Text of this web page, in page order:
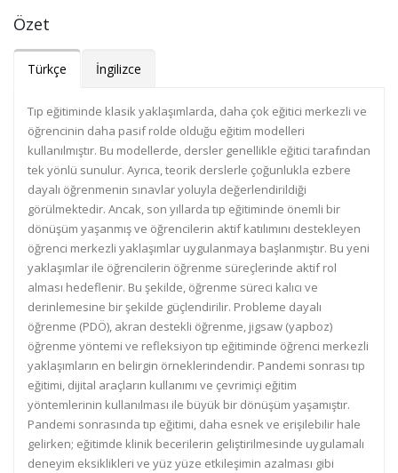
Özet
Türkçe İngilizce
Tıp eğitiminde klasik yaklaşımlarda, daha çok eğitici merkezli ve
öğrencinin daha pasif rolde olduğu eğitim modelleri
kullanılmıştır. Bu modellerde, dersler genellikle eğitici tarafından
tek yönlü sunulur. Ayrıca, teorik derslerle çoğunlukla ezbere
dayalı öğrenmenin sınavlar yoluyla değerlendirildiği
görülmektedir. Ancak, son yıllarda tıp eğitiminde önemli bir
dönüşüm yaşanmış ve öğrencilerin aktif katılımını destekleyen
öğrenci merkezli yaklaşımlar uygulanmaya başlanmıştır. Bu yeni
yaklaşımlar ile öğrencilerin öğrenme süreçlerinde aktif rol
alması hedeflenir. Bu şekilde, öğrenme süreci kalıcı ve
derinlemesine bir şekilde güçlendirilir. Probleme dayalı
öğrenme (PDÖ), akran destekli öğrenme, jigsaw (yapboz)
öğrenme yöntemi ve refleksiyon tıp eğitiminde öğrenci merkezli
yaklaşımların en belirgin örneklerindendir. Pandemi sonrası tıp
eğitimi, dijital araçların kullanımı ve çevrimiçi eğitim
yöntemlerinin kullanılması ile büyük bir dönüşüm yaşamıştır.
Pandemi sonrasında tıp eğitimi, daha esnek ve erişilebilir hale
gelirken; eğitimde klinik becerilerin geliştirilmesinde uygulamalı
deneyim eksiklikleri ve yüz yüze etkileşimin azalması gibi